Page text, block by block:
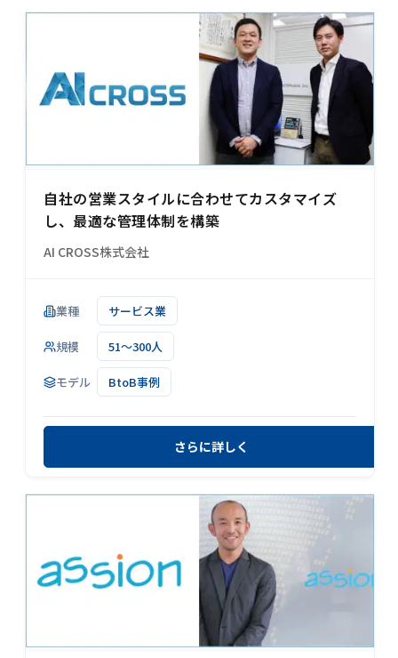
自社の営業スタイルに合わせてカスタマイズ
し、最適な管理体制を構築
AI CROSS株式会社
業種 サービス業
規模 51～300人
モデル BtoB事例
さらに詳しく